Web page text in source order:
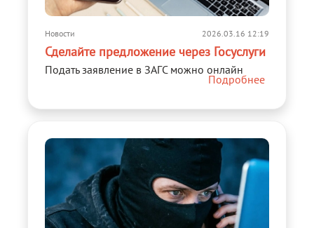
Новости 2026.03.16 12:19
Сделайте предложение через Госуслуги
Подать заявление в ЗАГС можно онлайн
Подробнее